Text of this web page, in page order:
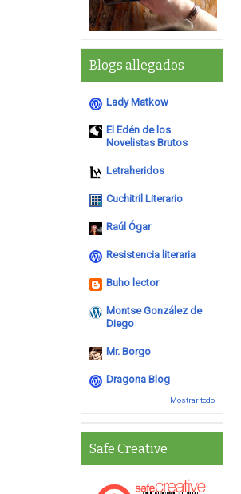
Blogs allegados
Lady Matkow
El Edén de los
Novelistas Brutos
Letraheridos
Cuchitril Literario
Raúl Ógar
Resistencia literaria
Buho lector
Montse González de
Diego
Mr. Borgo
Dragona Blog
Mostrar todo
Safe Creative